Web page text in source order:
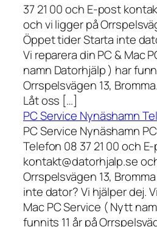
37 21 00 och E-post
och vi ligger på
Öppet tider Starta inte
Vi reparera din PC & Mac
namn Datorhjälp ) har
Orrspelsvägen 13,
Låt oss […]
PC Service Nynäshamn
PC Service Nynäshamn
Telefon 08 37 21 00 och
kontakt@datorhjalp.se
Orrspelsvägen 13,
inte dator? Vi hjälper dej.
Mac PC Service ( Nytt
funnits 11 år på